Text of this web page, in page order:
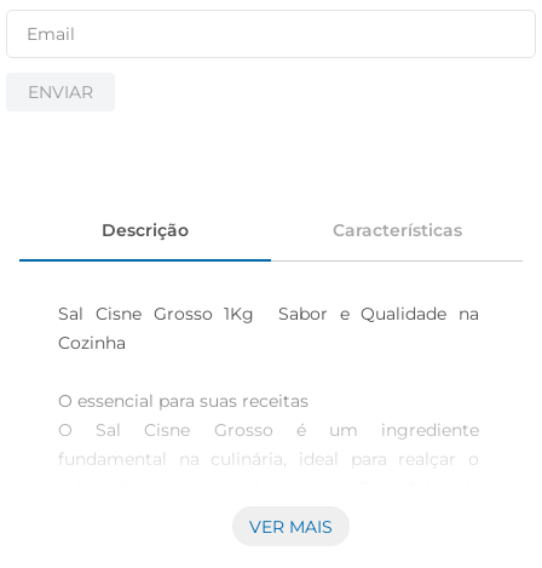
ENVIAR
Descrição Características
Sal Cisne Grosso 1Kg  Sabor e Qualidade na
Cozinha
O essencial para suas receitas
O Sal Cisne Grosso é um ingrediente
fundamental na culinária, ideal para realçar o
produto, ele se torna uma opção prática e
VER MAIS